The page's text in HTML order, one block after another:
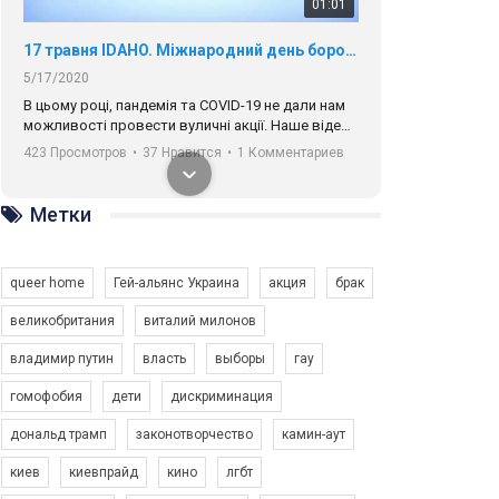
01:01
17 травня IDAHO. Міжнародний день боротьби з гомофобією трансфобією і біфобія.
5/17/2020
В цьому році, пандемія та COVІD-19 не дали нам
можливості провести вуличні акції. Наше відео-
звернення про те, що навіть коли ми у різних
містах та не можемо зустрінеться, ми разом. Ми
закликаємо всіх хто поділяє цінності рівності та
солідарності, приєднатися до нас. Регіональні
підрозділи ГАУ є в 16 областях України.
423 Просмотров • 37 Нравится • 1 Комментариев
Зупинимо насильство проти ЛГБТ в Україні! Stop violence against LGBT in Ukraine!
Емоційний та вражаючий промо-ролік на
Метки
queer home Гей-альянс Украина акция брак
великобритания виталий милонов
владимир путин власть выборы гау
гомофобия дети дискриминация
дональд трамп законотворчество камин-аут
киев киевпрайд кино лгбт